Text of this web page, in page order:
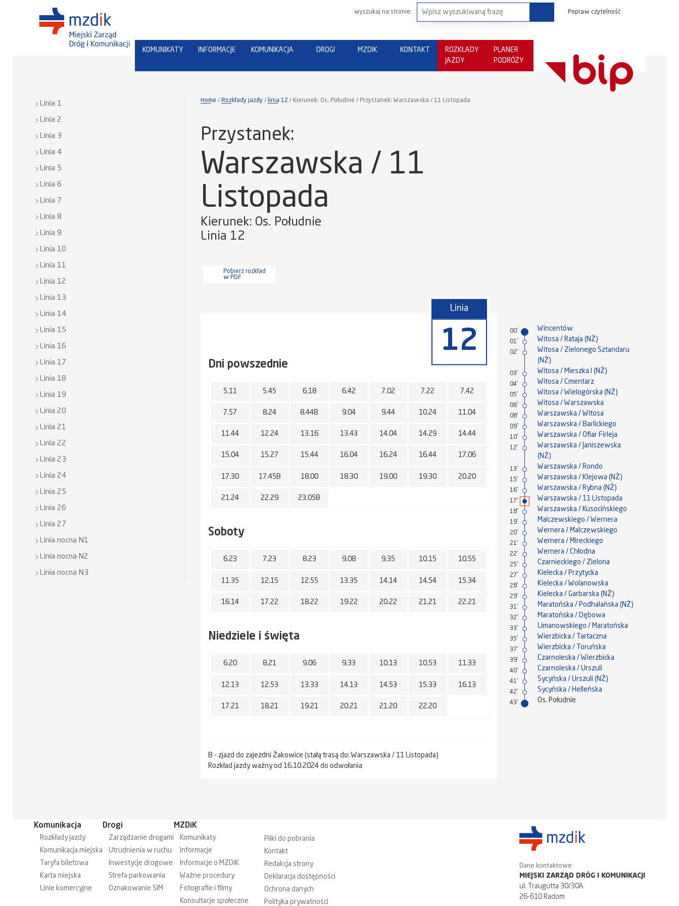
Popraw czytelność
KOMUNIKATY INFORMACJE KOMUNIKACJA DROGI MZDIK KONTAKT
ROZKŁADY
JAZDY
PLANER
PODRÓŻY
wyszukaj na stronie:
Home Rozkłady jazdy linia 12 Kierunek: Os. Południe / Przystanek: Warszawska / 11 Listopada
Przystanek:
Warszawska / 11
Listopada
Kierunek: Os. Południe
Linia 12
Pobierz rozkład
w PDF
Linia
12
Dni powszednie
5.11 5.45 6.18 6.42 7.02 7.22 7.42
7.57 8.24 8.44B 9.04 9.44 10.24 11.04
11.44 12.24 13.16 13.43 14.04 14.29 14.44
15.04 15.27 15.44 16.04 16.24 16.44 17.06
17.30 17.45B 18.00 18.30 19.00 19.30 20.20
21.24 22.29 23.05B
Soboty
6.23 7.23 8.23 9.08 9.35 10.15 10.55
11.35 12.15 12.55 13.35 14.14 14.54 15.34
16.14 17.22 18.22 19.22 20.22 21.21 22.21
Niedziele i święta
6.20 8.21 9.06 9.33 10.13 10.53 11.33
12.13 12.53 13.33 14.13 14.53 15.33 16.13
17.21 18.21 19.21 20.21 21.20 22.20
B - zjazd do zajezdni Żakowice (stałą trasą do: Warszawska / 11 Listopada)
Rozkład jazdy ważny od 16.10.2024 do odwołania
00' Wincentów
01' Witosa / Rataja (NŻ)
02'
Witosa / Zielonego Sztandaru
(NŻ)
03' Witosa / Mieszka I (NŻ)
04' Witosa / Cmentarz
05' Witosa / Wielogórska (NŻ)
06' Witosa / Warszawska
08' Warszawska / Witosa
09' Warszawska / Barlickiego
10' Warszawska / Ofiar Firleja
12'
Warszawska / Janiszewska
(NŻ)
13' Warszawska / Rondo
15' Warszawska / Klejowa (NŻ)
16' Warszawska / Rybna (NŻ)
17' Warszawska / 11 Listopada
18' Warszawska / Kusocińskiego
19' Malczewskiego / Wernera
20' Wernera / Malczewskiego
21' Wernera / Mireckiego
22' Wernera / Chłodna
25' Czarnieckiego / Zielona
27' Kielecka / Przytycka
28' Kielecka / Wolanowska
29' Kielecka / Garbarska (NŻ)
31' Maratońska / Podhalańska (NŻ)
32' Maratońska / Dębowa
33' Limanowskiego / Maratońska
35' Wierzbicka / Tartaczna
37' Wierzbicka / Toruńska
39' Czarnoleska / Wierzbicka
40' Czarnoleska / Urszuli
41' Sycyńska / Urszuli (NŻ)
42' Sycyńska / Helleńska
43' Os. Południe
Linia 1
Linia 2
Linia 3
Linia 4
Linia 5
Linia 6
Linia 7
Linia 8
Linia 9
Linia 10
Linia 11
Linia 12
Linia 13
Linia 14
Linia 15
Linia 16
Linia 17
Linia 18
Linia 19
Linia 20
Linia 21
Linia 22
Linia 23
Linia 24
Linia 25
Linia 26
Linia 27
Linia nocna N1
Linia nocna N2
Linia nocna N3
Komunikacja
Rozkłady jazdy
Komunikacja miejska
Taryfa biletowa
Karta miejska
Linie komercyjne
Drogi
Zarządzanie drogami
Utrudnienia w ruchu
Inwestycje drogowe
Strefa parkowania
Oznakowanie SIM
MZDiK
Komunikaty
Informacje
Informacje o MZDiK
Ważne procedury
Fotografie i filmy
Konsultacje społeczne
Pliki do pobrania
Kontakt
Redakcja strony
Deklaracja dostępności
Ochrona danych
Polityka prywatności
Dane kontaktowe
MIEJSKI ZARZĄD DRÓG I KOMUNIKACJI
ul. Traugutta 30/30A
26-610 Radom